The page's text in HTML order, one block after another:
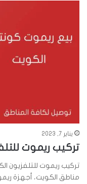
يناير 7, 2023
تركيب ريموت
تركيب ريموت للتلفزيون
مناطق الكويت، أجهزة